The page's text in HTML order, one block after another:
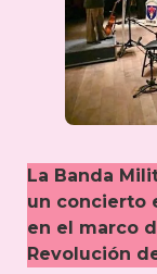
La Banda
un concierto
en el marco
Revolución